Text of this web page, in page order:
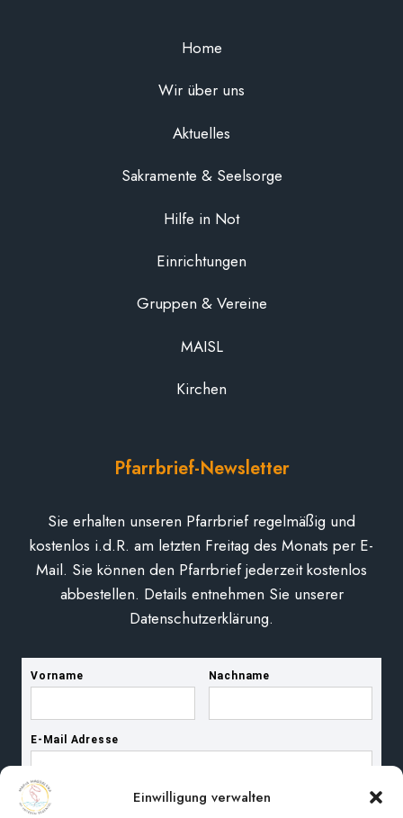
Einwilligung verwalten
Home
Wir über uns
Aktuelles
Sakramente & Seelsorge
Hilfe in Not
Einrichtungen
Gruppen & Vereine
MAISL
Kirchen
Pfarrbrief-Newsletter
Sie erhalten unseren Pfarrbrief regelmäßig und
kostenlos i.d.R. am letzten Freitag des Monats per E-
Mail. Sie können den Pfarrbrief jederzeit kostenlos
abbestellen. Details entnehmen Sie unserer
Datenschutzerklärung.